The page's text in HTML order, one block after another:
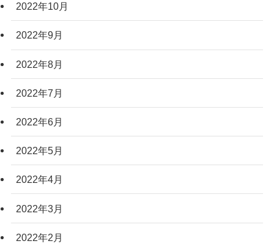
2022年10月
2022年9月
2022年8月
2022年7月
2022年6月
2022年5月
2022年4月
2022年3月
2022年2月